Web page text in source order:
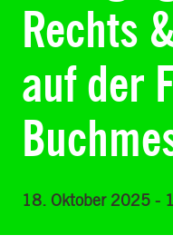
Rechts
auf der
18. Oktober 2025 -